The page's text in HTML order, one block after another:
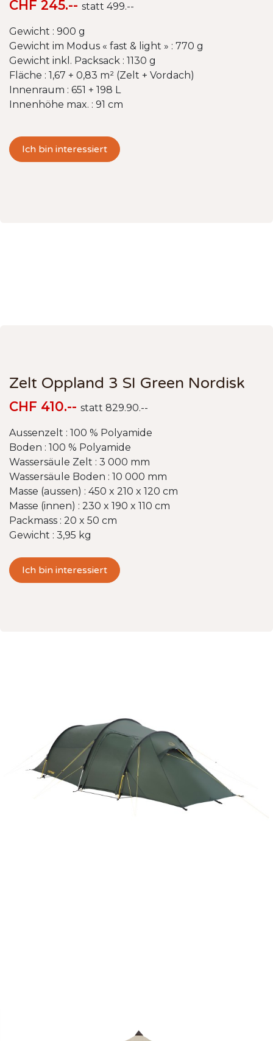
CHF 245.-- statt 499.--
Gewicht : 900 g
Gewicht im Modus « fast & light » : 770 g
Gewicht inkl. Packsack : 1130 g
Fläche : 1,67 + 0,83 m² (Zelt + Vordach)
Innenraum : 651 + 198 L
Innenhöhe max. : 91 cm
Ich bin interessiert
Zelt Oppland 3 SI Green Nordisk
CHF 410.-- statt 829.90.--
Aussenzelt : 100 % Polyamide
Boden : 100 % Polyamide
Wassersäule Zelt : 3 000 mm
Wassersäule Boden : 10 000 mm
Masse (aussen) : 450 x 210 x 120 cm
Masse (innen) : 230 x 190 x 110 cm
Packmass : 20 x 50 cm
Gewicht : 3,95 kg
Ich bin interessiert